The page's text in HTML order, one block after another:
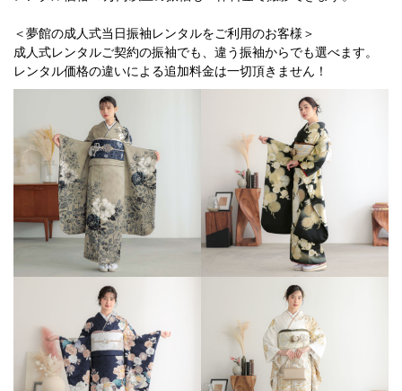
＜夢館の成人式当日振袖レンタルをご利用のお客様＞
成人式レンタルご契約の振袖でも、違う振袖からでも選べます。
レンタル価格の違いによる追加料金は一切頂きません！